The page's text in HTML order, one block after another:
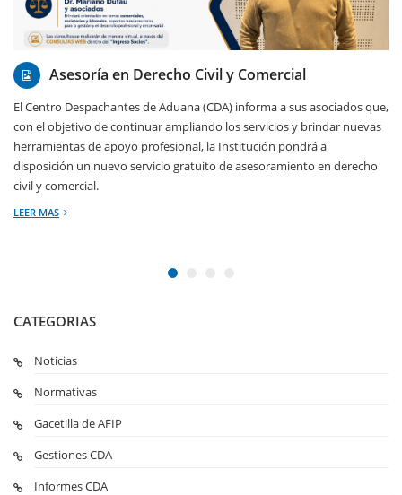
14/07/2026
Asesoría en Derecho Civil y Comercial
El Centro Despachantes de Aduana (CDA) informa a sus asociados que,
con el objetivo de continuar ampliando los servicios y brindar nuevas
herramientas de apoyo profesional, la Institución pondrá a
disposición un nuevo servicio gratuito de asesoramiento en derecho
civil y comercial.
LEER MAS
CATEGORIAS
Noticias
Normativas
Gacetilla de AFIP
Gestiones CDA
Informes CDA